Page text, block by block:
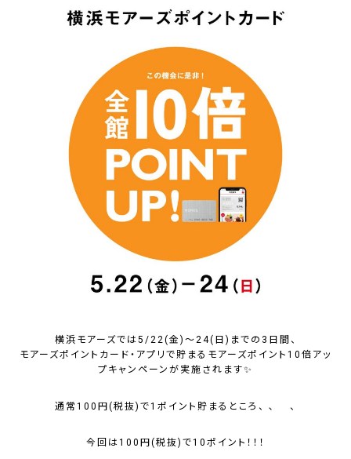
横浜モアーズでは5/22(金)～24(日)までの3日間、
モアーズポイントカード・アプリで貯まるモアーズポイント10倍アッ
プキャンペーンが実施されます✨
通常100円(税抜)で1ポイント貯まるところ、 ､ 、
今回は100円(税抜)で10ポイント！！！